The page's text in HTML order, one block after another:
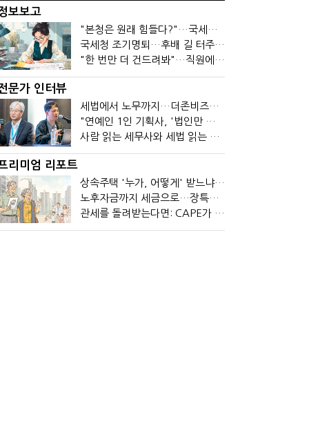
보보고
"본청은 원래 힘들다?"…국세청 직원들이 떠나는 이유
국세청 조기명퇴…후배 길 터주기? 선배 밀어내기?
"한 번만 더 건드려봐"…직원에 폭발한 관세청장, 왜?
문가 인터뷰
세법에서 노무까지…더존비즈온 AI 목표는 '전문가의 시간'
"연예인 1인 기획사, '법인만 세우면 절세' 시대 끝났다"
사람 읽는 세무사와 세법 읽는 회계사가 만나면?
리미엄 리포트
상속주택 '누가, 어떻게' 받느냐에 따라 세금이 달라진다
노후자금까지 세금으로…장특공제 폐지가 부를 조세의 역설
관세를 돌려받는다면: CAPE가 바꾼 기업의 현금흐름